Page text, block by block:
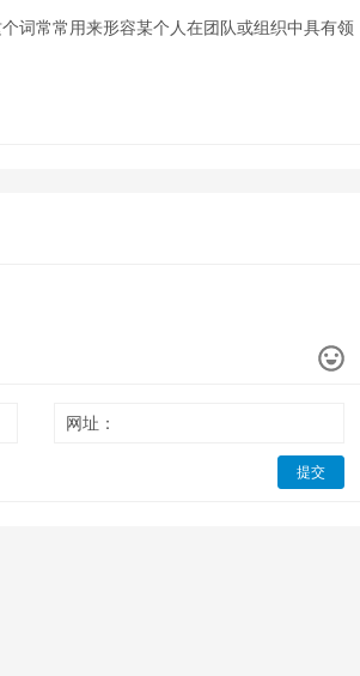
词常常用来形容某个人在团队或组织中具有领
网址：
提交